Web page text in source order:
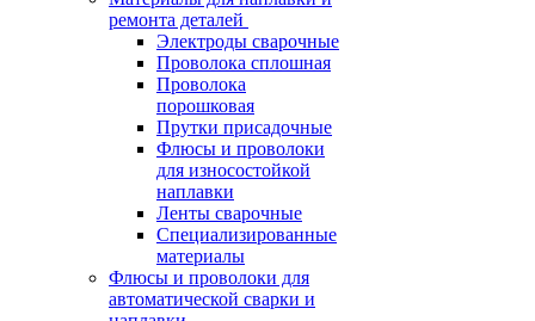
ремонта деталей
Электроды сварочные
Проволока сплошная
Проволока
порошковая
Прутки присадочные
Флюсы и проволоки
для износостойкой
наплавки
Ленты сварочные
Специализированные
материалы
Флюсы и проволоки для
автоматической сварки и